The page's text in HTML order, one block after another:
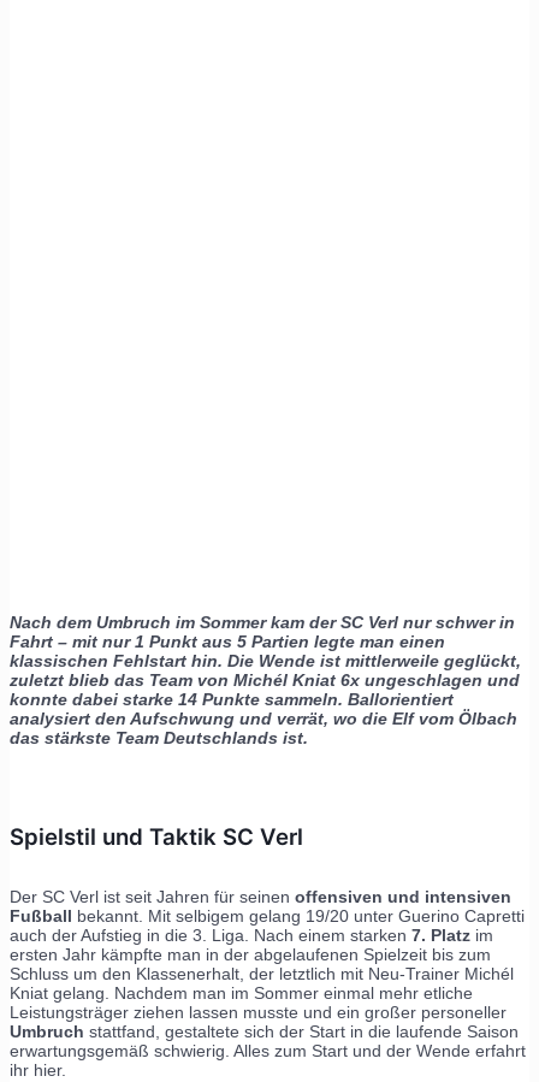
Nach dem Umbruch im Sommer kam der SC Verl nur schwer in
Fahrt – mit nur 1 Punkt aus 5 Partien legte man einen
klassischen Fehlstart hin. Die Wende ist mittlerweile geglückt,
zuletzt blieb das Team von Michél Kniat 6x ungeschlagen und
konnte dabei starke 14 Punkte sammeln. Ballorientiert
analysiert den Aufschwung und verrät, wo die Elf vom Ölbach
das stärkste Team Deutschlands ist.
Spielstil und Taktik SC Verl
Der SC Verl ist seit Jahren für seinen offensiven und intensiven
Fußball bekannt. Mit selbigem gelang 19/20 unter Guerino Capretti
auch der Aufstieg in die 3. Liga. Nach einem starken 7. Platz im
ersten Jahr kämpfte man in der abgelaufenen Spielzeit bis zum
Schluss um den Klassenerhalt, der letztlich mit Neu-Trainer Michél
Kniat gelang. Nachdem man im Sommer einmal mehr etliche
Leistungsträger ziehen lassen musste und ein großer personeller
Umbruch stattfand, gestaltete sich der Start in die laufende Saison
erwartungsgemäß schwierig. Alles zum Start und der Wende erfahrt
ihr hier.